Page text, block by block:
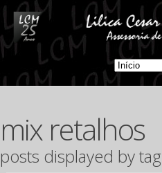
mix retalhos
posts displayed by tag